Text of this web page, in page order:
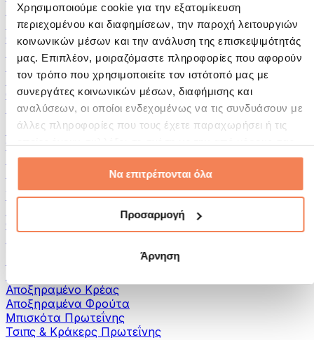
Χρησιμοποιούμε cookie για την εξατομίκευση
περιεχομένου και διαφημίσεων, την παροχή λειτουργιών
κοινωνικών μέσων και την ανάλυση της επισκεψιμότητάς
μας. Επιπλέον, μοιραζόμαστε πληροφορίες που αφορούν
τον τρόπο που χρησιμοποιείτε τον ιστότοπό μας με
συνεργάτες κοινωνικών μέσων, διαφήμισης και
αναλύσεων, οι οποίοι ενδεχομένως να τις συνδυάσουν με
άλλες πληροφορίες που τους έχετε παραχωρήσει ή τις
χρήση των υπηρεσιών τους.
Να επιτρέπονται όλα
Προσαρμογή
Άρνηση
Αλείμματα και Πάστες
Ψάρια
Φαγητό Έτοιμο για Κατανάλωση
Αυγά
Ψωμί & Αρτοσκευάσματα
Κρέας
Οσπρια
Άλλα Fitness Τρόφιμα
Βούτυρα Ξηρών Καρπών
100% Βούτυρα Ξηρών Καρπών
Γλυκά Βούτυρα Ξηρών Καρπών
Πρωτεϊνικά Βούτυρα Ξηρών Καρπών
Υπερτροφές
Πράσινες Υπερτροφές
Φυτικές Ίνες
Αποξηραμένο Κρέας
Αποξηραμένα Φρούτα
Μπισκότα Πρωτεΐνης
Τσιπς & Kράκερς Πρωτεΐνης